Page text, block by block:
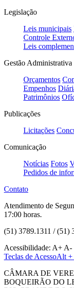
Legislação
Leis municipais
Controle
Leis
Gestão Administrativa
Orçamentos
Empenhos
Patrimônios
Publicações
Licitações
Comunicação
Notícias Fotos
Pedidos de
Contato
Atendimento de
17:00 horas.
(51) 3789.1311 / (51)
Acessibilidade: A+ A-
Teclas de AcessoAlt +
CÂMARA DE
BOQUEIRÃO DO